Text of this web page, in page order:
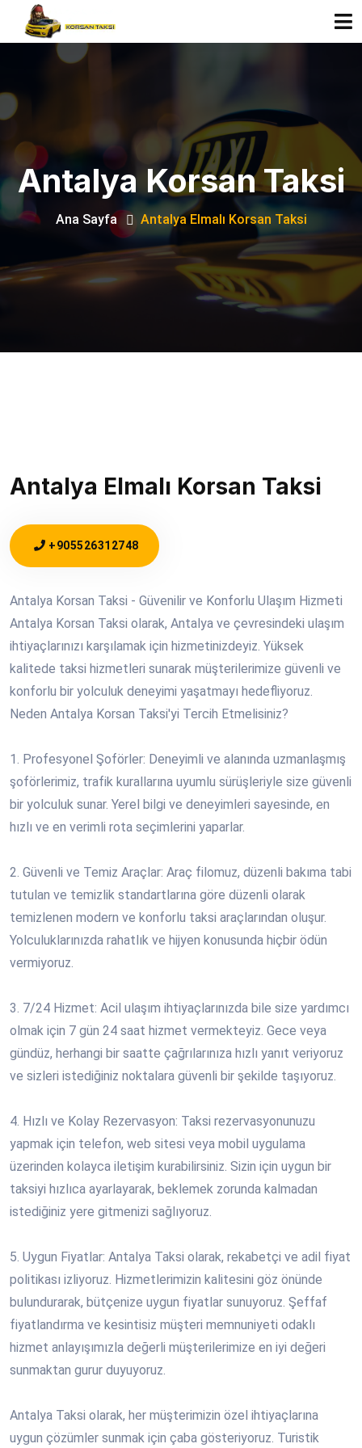
Antalya Korsan Taksi
Ana Sayfa Antalya Elmalı Korsan Taksi
Antalya Elmalı Korsan Taksi
+905526312748
Antalya Korsan Taksi - Güvenilir ve Konforlu Ulaşım Hizmeti
Antalya Korsan Taksi olarak, Antalya ve çevresindeki ulaşım
ihtiyaçlarınızı karşılamak için hizmetinizdeyiz. Yüksek
kalitede taksi hizmetleri sunarak müşterilerimize güvenli ve
konforlu bir yolculuk deneyimi yaşatmayı hedefliyoruz.
Neden Antalya Korsan Taksi'yi Tercih Etmelisiniz?
1. Profesyonel Şoförler: Deneyimli ve alanında uzmanlaşmış
şoförlerimiz, trafik kurallarına uyumlu sürüşleriyle size güvenli
bir yolculuk sunar. Yerel bilgi ve deneyimleri sayesinde, en
hızlı ve en verimli rota seçimlerini yaparlar.
2. Güvenli ve Temiz Araçlar: Araç filomuz, düzenli bakıma tabi
tutulan ve temizlik standartlarına göre düzenli olarak
temizlenen modern ve konforlu taksi araçlarından oluşur.
Yolculuklarınızda rahatlık ve hijyen konusunda hiçbir ödün
vermiyoruz.
3. 7/24 Hizmet: Acil ulaşım ihtiyaçlarınızda bile size yardımcı
olmak için 7 gün 24 saat hizmet vermekteyiz. Gece veya
gündüz, herhangi bir saatte çağrılarınıza hızlı yanıt veriyoruz
ve sizleri istediğiniz noktalara güvenli bir şekilde taşıyoruz.
4. Hızlı ve Kolay Rezervasyon: Taksi rezervasyonunuzu
yapmak için telefon, web sitesi veya mobil uygulama
üzerinden kolayca iletişim kurabilirsiniz. Sizin için uygun bir
taksiyi hızlıca ayarlayarak, beklemek zorunda kalmadan
istediğiniz yere gitmenizi sağlıyoruz.
5. Uygun Fiyatlar: Antalya Taksi olarak, rekabetçi ve adil fiyat
politikası izliyoruz. Hizmetlerimizin kalitesini göz önünde
bulundurarak, bütçenize uygun fiyatlar sunuyoruz. Şeffaf
fiyatlandırma ve kesintisiz müşteri memnuniyeti odaklı
hizmet anlayışımızla değerli müşterilerimize en iyi değeri
sunmaktan gurur duyuyoruz.
Antalya Taksi olarak, her müşterimizin özel ihtiyaçlarına
uygun çözümler sunmak için çaba gösteriyoruz. Turistik